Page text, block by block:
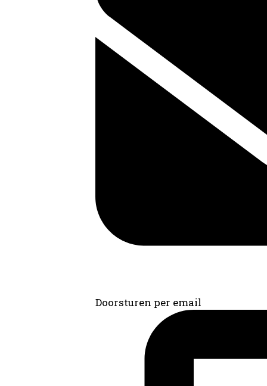
Doorsturen per email